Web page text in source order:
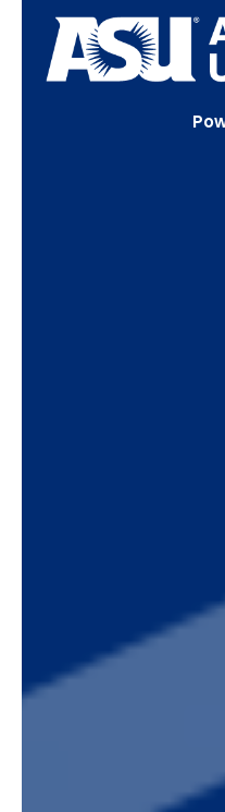
La UIDE esla única
aliada con
Arizona
innovación en